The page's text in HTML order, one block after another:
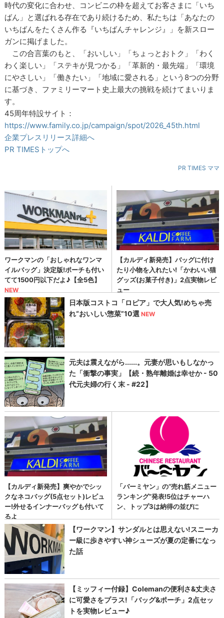
時代の変化に合わせ、コンビニの枠を超えてお客さまに「いち
ばん」と選ばれる存在であり続けるため、私たちは「あなたの
いちばんをたくさん作る『いちばんチャレンジ』」を新スロー
ガンに掲げました。
この合言葉のもと、「おいしい」「ちょっとおトク」「わく
わく楽しい」「ステキが見つかる」「革新的・最先端」「環境
にやさしい」「働きたい」「地域に愛される」という8つの分野
に基づき、ファミリーマート史上最大の挑戦を続けてまいりま
す。
45周年特設サイト：
https://www.family.co.jp/campaign/spot/2026_45th.html
企業プレスリリース詳細へ
PR TIMESトップへ
PR TIMES ママ